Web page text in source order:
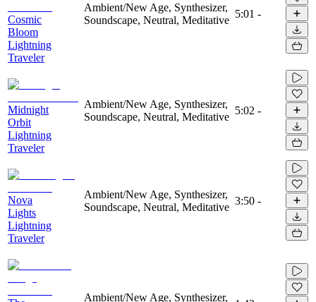
Cosmic
Bloom
Lightning
Traveler
Ambient/New Age, Synthesizer,
Soundscape, Neutral, Meditative
5:01 -
Midnight
Orbit
Lightning
Traveler
Ambient/New Age, Synthesizer,
Soundscape, Neutral, Meditative
5:02 -
Nova
Lights
Lightning
Traveler
Ambient/New Age, Synthesizer,
Soundscape, Neutral, Meditative
3:50 -
Ambient/New Age, Synthesizer,